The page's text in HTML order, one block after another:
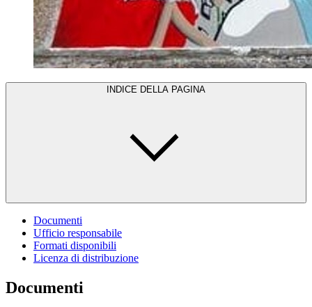
INDICE DELLA PAGINA
Documenti
Ufficio responsabile
Formati disponibili
Licenza di distribuzione
Documenti